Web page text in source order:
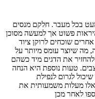
בכל מעבר. חלקם מנסים
פשוט אך למעשה מסוכן
שוכחים לרוקן ציוד
מה שיוצר עומס מיותר על
את הדגים מיד כשהם
טעות נוספת היא הנחה
לגרום לנפילת
מעלות משמעותית את
לאחר מכן